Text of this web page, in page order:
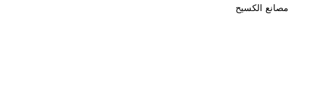
مصانع الكسيح